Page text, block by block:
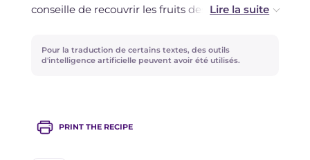
maximum de deux jours; il est possible de la
ou dans un sac congelateur pendant un
la congeler pendant un mois.
conseille de recouvrir les fruits des bois avec de
Pour la traduction de certains textes, des outils
d'intelligence artificielle peuvent avoir été utilisés.
PRINT THE RECIPE